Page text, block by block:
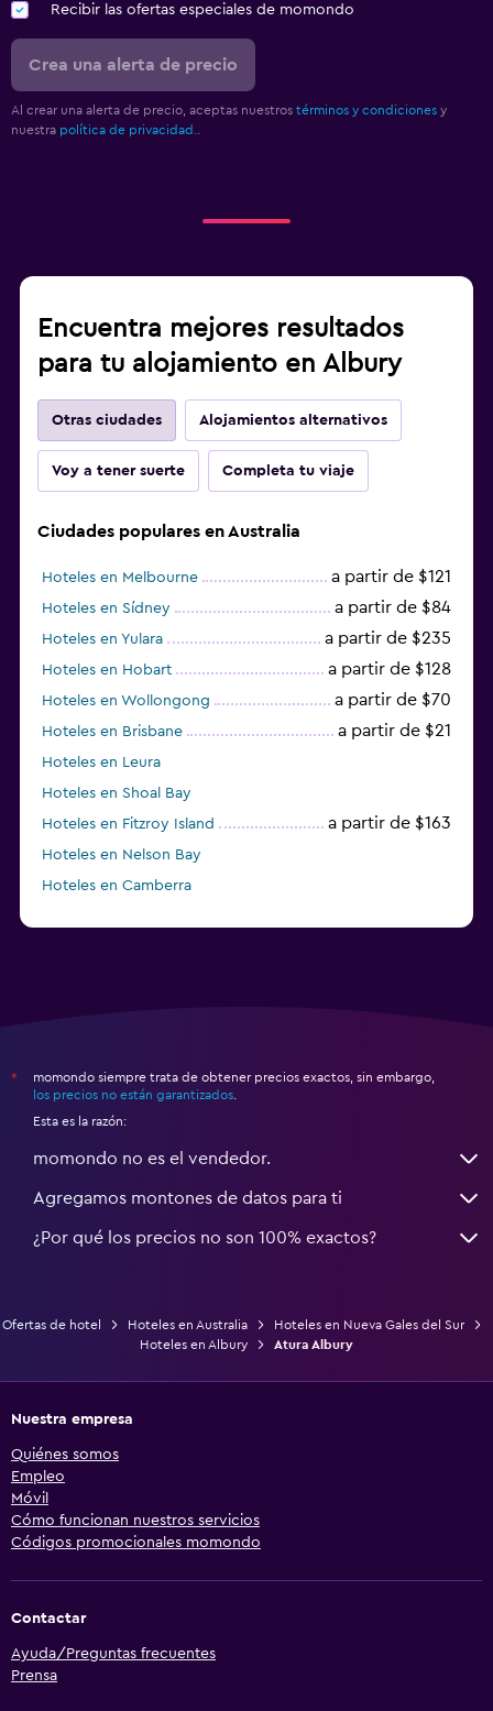
Recibir las ofertas especiales de momondo
Crea una alerta de precio
Al crear una alerta de precio, aceptas nuestros términos y condiciones y
nuestra política de privacidad.
Encuentra mejores resultados
para tu alojamiento en Albury
Otras ciudades Alojamientos alternativos
Voy a tener suerte Completa tu viaje
Ciudades populares en Australia
Hoteles en Melbourne a partir de $121
Hoteles en Sídney a partir de $84
Hoteles en Yulara a partir de $235
Hoteles en Hobart a partir de $128
Hoteles en Wollongong a partir de $70
Hoteles en Brisbane a partir de $21
Hoteles en Leura
Hoteles en Shoal Bay
Hoteles en Fitzroy Island
a partir de $163
Hoteles en Nelson Bay
Hoteles en Camberra
*
momondo siempre trata de obtener precios exactos, sin embargo,
los precios no están garantizados
Esta es la razón:
momondo no es el vendedor.
Agregamos montones de datos para ti
¿Por qué los precios no son 100% exactos?
Ofertas de hotel Hoteles en Australia
Hoteles en Nueva Gales del Sur
Hoteles en Albury
Atura Albury
Nuestra empresa
Quiénes somos
Empleo
Móvil
Cómo funcionan nuestros servicios
Códigos promocionales momondo
Contactar
Ayuda/Preguntas frecuentes
Prensa